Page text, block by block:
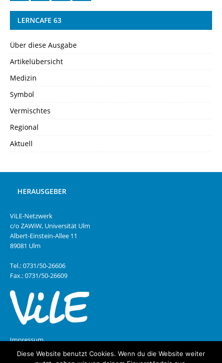
LERNCAFE 63
Über diese Ausgabe
Artikelübersicht
Medizin
Symbol
Vermischtes
Regional
Aktuell
HERAUSGEBER
ViLE-Netzwerk
c/o ZAWiW, Universität Ulm
Albert-Einstein-Allee 11
89081 Ulm
Tel.: 0731/50-26606
Fax.: 0731/50-26609
Impressum
Datenschutz
Diese Website benutzt Cookies. Wenn du die Website weiter